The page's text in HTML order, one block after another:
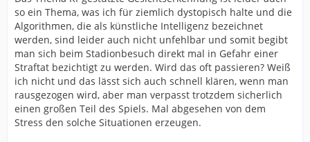
so ein Thema, was ich für ziemlich dystopisch halte und die
Algorithmen, die als künstliche Intelligenz bezeichnet
werden, sind leider auch nicht unfehlbar und somit begibt
man sich beim Stadionbesuch direkt mal in Gefahr einer
Straftat bezichtigt zu werden. Wird das oft passieren? Weiß
ich nicht und das lässt sich auch schnell klären, wenn man
rausgezogen wird, aber man verpasst trotzdem sicherlich
einen großen Teil des Spiels. Mal abgesehen von dem
Stress den solche Situationen erzeugen.